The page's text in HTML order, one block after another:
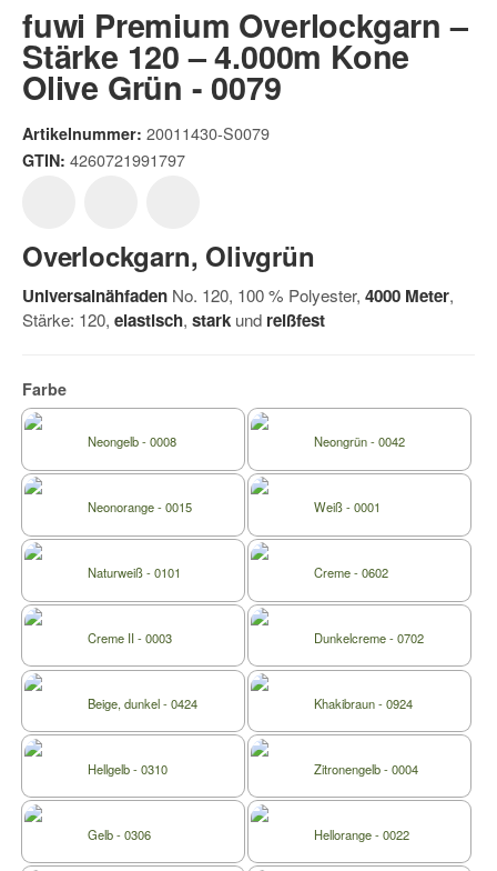
fuwi Premium Overlockgarn –
Stärke 120 – 4.000m Kone
Olive Grün - 0079
Artikelnummer: 20011430-S0079
GTIN: 4260721991797
Overlockgarn, Olivgrün
Universalnähfaden No. 120, 100 % Polyester, 4000 Meter,
Stärke: 120, elastisch, stark und reißfest
Farbe
Neongelb - 0008 Neongrün - 0042
Neonorange - 0015 Weiß - 0001
Naturweiß - 0101 Creme - 0602
Creme II - 0003 Dunkelcreme - 0702
Beige, dunkel - 0424 Khakibraun - 0924
Hellgelb - 0310 Zitronengelb - 0004
Gelb - 0306 Hellorange - 0022